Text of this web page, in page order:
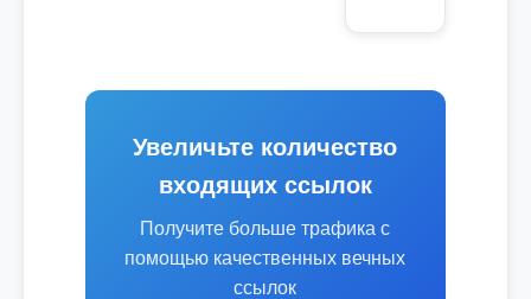
Увеличьте количество
входящих ссылок
Получите больше трафика с
помощью качественных вечных
ссылок